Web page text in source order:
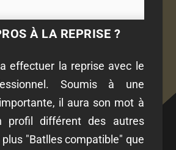
À LA REPRISE ?
effectuer la reprise avec le
Soumis à une
il aura son mot à
profil différent des autres
"Batlles compatible" que